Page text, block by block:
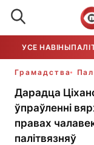
УСЕ НАВІНЫ
Грамадства
Дарадца
ўпраўленні
правах
палітвязняў